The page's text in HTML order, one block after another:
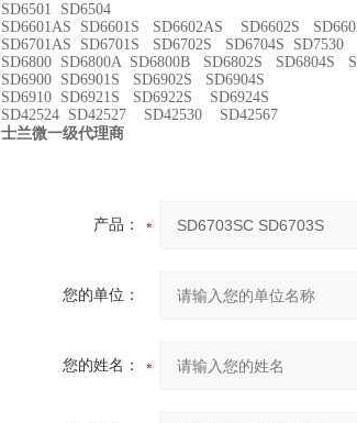
SD6501 SD6504
SD6601AS SD6601S SD6602AS SD6602S
SD6701AS SD6701S SD6702S SD6704S SD7530
SD6800 SD6800A SD6800B SD6802S SD6804S
SD6900 SD6901S SD6902S SD6904S
SD6910 SD6921S SD6922S SD6924S
SD42524 SD42527 SD42530 SD42567
士兰微一级代理商
产品：
您的单位：
您的姓名：